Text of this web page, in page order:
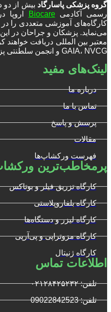
گروه پزشکی پاسارگاد بیش از دو
رسمی آکادمیBiocare
اروپا
کارگاه‌های آموزشی متعددی را
می‌نماید. پزشکان و جراحان در
GAIA، NVCG و انجمن سلطنتی پزشکی اروپا می‌باشد.
لینک‌های مفید
درباره ما
تماس با ما
پرسش و پاسخ
مقالات
فهرست ورکشاپ‌ها
پرمخاطب‌ترین
کارگاه تزریق فیلر و بوتاکس
کارگاه بلفاروپلاستی
کارگاه لیزر و دستگاه‌ها
کارگاه مزوتراپی و پی‌آرپی
کارگاه ژنیتال
اطلاعات تماس
تلفن: ۰۲۱۲۸۴۲۵۲۳۲
تلفن: 09022842523